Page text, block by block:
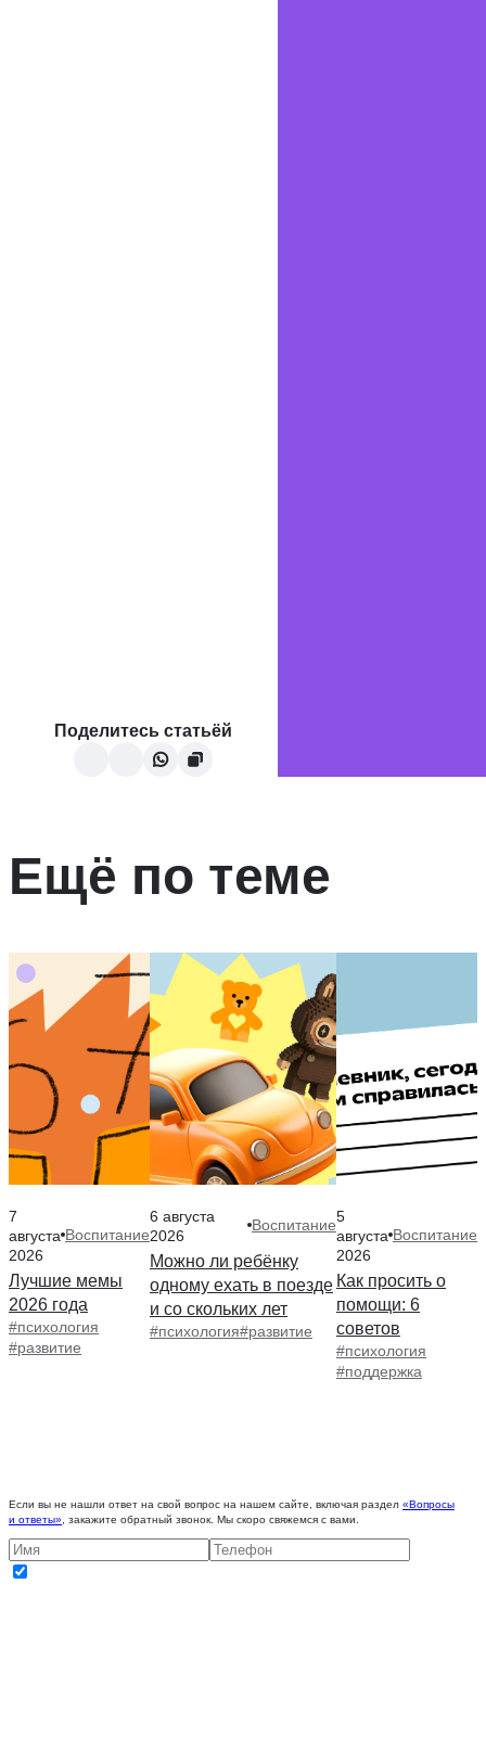
Поделитесь статьёй
Ещё по теме
7
августа
2026
Воспитание
Лучшие мемы
2026 года
#психология
#развитие
6 августа
2026
Воспитание
Можно ли ребёнку
одному ехать в поезде
и со скольких лет
#психология#развитие
5
августа
2026
Воспитание
Как просить о
помощи: 6
советов
#психология
#поддержка
Если вы не нашли ответ на свой вопрос на нашем сайте, включая раздел «Вопросы
и ответы» , закажите обратный звонок. Мы скоро свяжемся с вами.